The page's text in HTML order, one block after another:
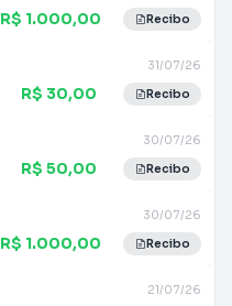
R$ 1.000,00 Recibo
31/07/26
R$ 30,00 Recibo
30/07/26
R$ 50,00 Recibo
30/07/26
R$ 1.000,00 Recibo
21/07/26